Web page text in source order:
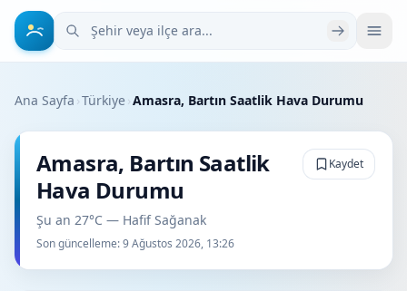
Şehir veya ilçe ara
Ana Sayfa ›Türkiye›Amasra, Bartın Saatlik Hava Durumu
Amasra, Bartın Saatlik
Hava Durumu
Şu an 27°C — Hafif Sağanak
Son güncelleme:9 Ağustos 2026, 13:26
Kaydet